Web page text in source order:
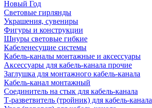
Новый Год
Световые гирлянды
Украшения, сувениры
Фигуры и конструкции
Шнуры световые гибкие
Кабеленесущие системы
Кабель-каналы монтажные и аксессуары
Аксессуары для кабель-канала прочие
Заглушка для монтажного кабель-канала
Кабель-канал монтажный
Соединитель на стык для кабель-канала
Т-разветвитель (тройник) для кабель-канала